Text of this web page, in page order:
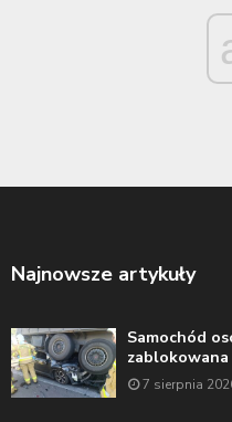
Najnowsze artykuły
Samochód
zablokowana
7 sierpnia